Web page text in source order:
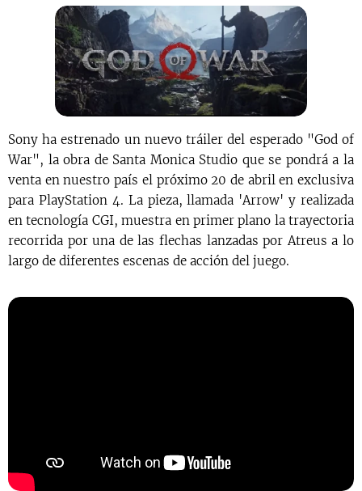
Sony ha estrenado un nuevo tráiler del esperado "God of
War", la obra de Santa Monica Studio que se pondrá a la
venta en nuestro país el próximo 20 de abril en exclusiva
para PlayStation 4. La pieza, llamada 'Arrow' y realizada
en tecnología CGI, muestra en primer plano la trayectoria
recorrida por una de las flechas lanzadas por Atreus a lo
largo de diferentes escenas de acción del juego.